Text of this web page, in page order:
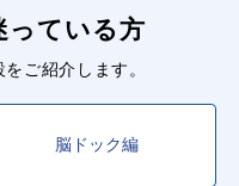
っている方
ご紹介します。
脳ドック編